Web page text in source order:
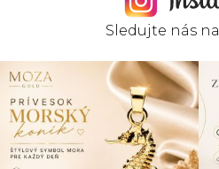
Sledujte nás na